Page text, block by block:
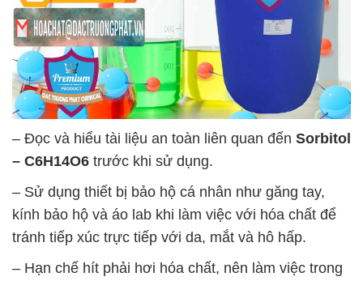
– Đọc và hiểu tài liệu an toàn liên quan đến Sorbitol
– C6H14O6 trước khi sử dụng.
– Sử dụng thiết bị bảo hộ cá nhân như găng tay,
kính bảo hộ và áo lab khi làm việc với hóa chất để
tránh tiếp xúc trực tiếp với da, mắt và hô hấp.
– Hạn chế hít phải hơi hóa chất, nên làm việc trong